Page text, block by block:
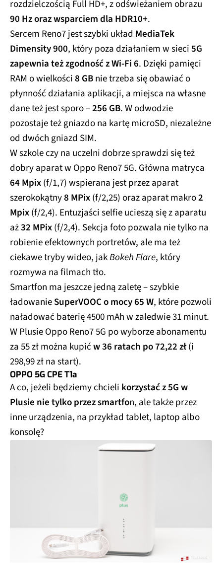
rozdzielczością Full HD+, z odświeżaniem obrazu
90 Hz oraz wsparciem dla HDR10+.
Sercem Reno7 jest szybki układ MediaTek
Dimensity 900, który poza działaniem w sieci5G
zapewnia też zgodność z Wi-Fi 6. Dzięki pamięci
RAM o wielkości8 GBnie trzeba się obawiać o
płynność działania aplikacji, a miejsca na własne
dane też jest sporo –256 GB. W odwodzie
pozostaje też gniazdo na kartę microSD, niezależne
od dwóch gniazd SIM.
W szkole czy na uczelni dobrze sprawdzi się też
dobry aparat w Oppo Reno7 5G. Główna matryca
64 Mpix(f/1,7) wspierana jest przez aparat
szerokokątny8 MPix(f/2,25) oraz aparat makro2
Mpix(f/2,4). Entuzjaści selfie ucieszą się z aparatu
aż32 MPix(f/2,4). Sekcja foto pozwala nie tylko na
robienie efektownych portretów, ale ma też
ciekawe tryby wideo, jakBokeh Flare, który
rozmywa na filmach tło.
Smartfon ma jeszcze jedną zaletę – szybkie
ładowanieSuperVOOC o mocy 65 W, które pozwoli
naładować baterię 4500 mAh w zaledwie 31 minut.
W Plusie Oppo Reno7 5G po wyborze abonamentu
za 55 zł można kupićw 36 ratach po 72,22 zł(i
298,99 zł na start).
OPPO 5G CPE T1a
A co, jeżeli będziemy chcieli korzystać z 5G w
Plusie nie tylko przez smartfon, ale także przez
inne urządzenia, na przykład tablet, laptop albo
konsolę?